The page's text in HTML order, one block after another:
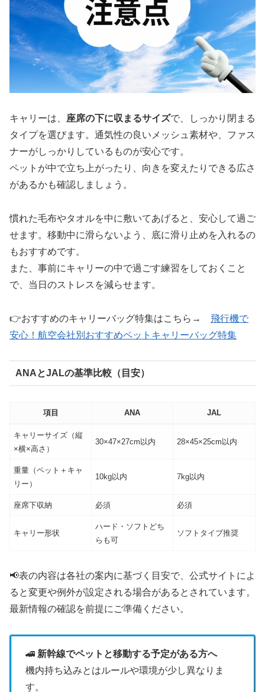
キャリーは、 座席の下に収まるサイズで、しっかり閉まる
タイプを選びます。通気性の良いメッシュ素材や、ファス
ナーがしっかりしているものが安心です。
ペットが中で立ち上がったり、向きを変えたりできる広さ
があるかも確認しましょう。
慣れた毛布やタオルを中に敷いてあげると、安心して過ご
せます。移動中に滑らないよう、底に滑り止めを入れるの
もおすすめです。
また、事前にキャリーの中で過ごす練習をしておくこと
で、当日のストレスを減らせます。
👉おすすめのキャリーバッグ特集はこちら→ 飛行機で
安心！航空会社別おすすめペットキャリーバッグ特集
ANAとJALの基準比較（目安）
項目 ANA JAL
キャリーサイズ（縦
×横×高さ）
30×47×27cm以内 28×45×25cm以内
重量（ペット＋キャ
リー）
10kg以内 7kg以内
座席下収納 必須 必須
キャリー形状
ハード・ソフトどち
らも可
ソフトタイプ推奨
📢表の内容は各社の案内に基づく目安で、公式サイトによ
ると変更や例外が設定される場合があるとされています。
最新情報の確認を前提にご準備ください。
🚄 新幹線でペットと移動する予定がある方へ
機内持ち込みとはルールや環境が少し異なりま
す。